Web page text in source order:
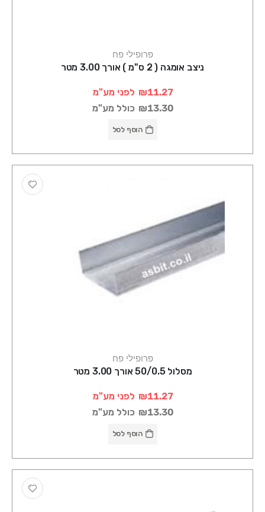
פרופילי פח
ניצב אומגה ( 2 ס"מ ) אורך 3.00 מטר
₪11.27 לפני מע"מ
₪13.30 כולל מע"מ
הוסף לסל
פרופילי פח
מסלול 50/0.5 אורך 3.00 מטר
₪11.27 לפני מע"מ
₪13.30 כולל מע"מ
הוסף לסל